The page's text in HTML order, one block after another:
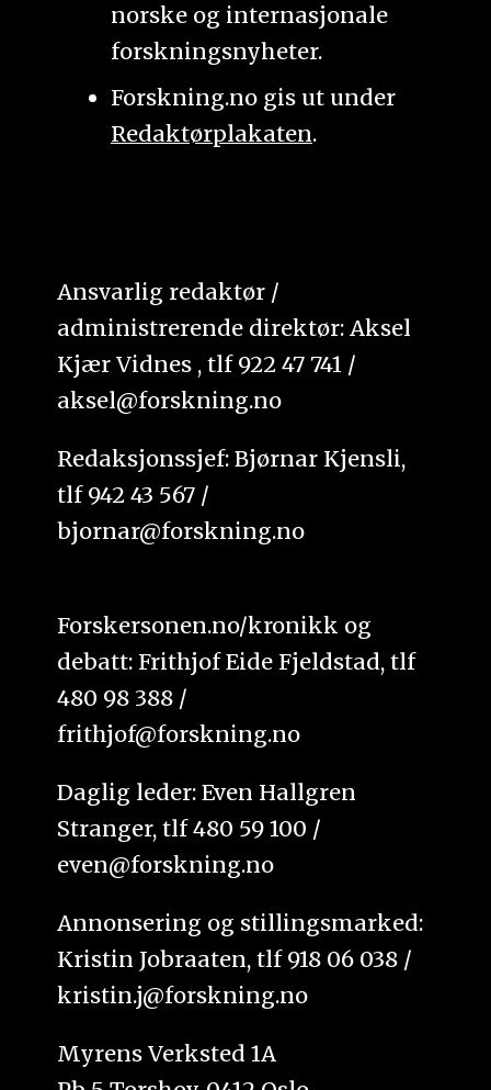
norske og internasjonale
forskningsnyheter.
Forskning.no gis ut under
Redaktørplakaten.
Ansvarlig redaktør /
administrerende direktør: Aksel
Kjær Vidnes , tlf 922 47 741 /
aksel@forskning.no
Redaksjonssjef: Bjørnar Kjensli,
tlf 942 43 567 /
bjornar@forskning.no
Forskersonen.no/kronikk og
debatt: Frithjof Eide Fjeldstad, tlf
480 98 388 /
frithjof@forskning.no
Daglig leder: Even Hallgren
Stranger, tlf 480 59 100 /
even@forskning.no
Annonsering og stillingsmarked:
Kristin Jobraaten, tlf 918 06 038 /
kristin.j@forskning.no
Myrens Verksted 1A